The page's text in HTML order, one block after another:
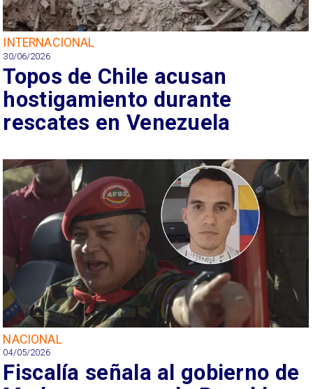
INTERNACIONAL
30/06/2026
Topos de Chile acusan
hostigamiento durante
rescates en Venezuela
NACIONAL
04/05/2026
Fiscalía señala al gobierno de